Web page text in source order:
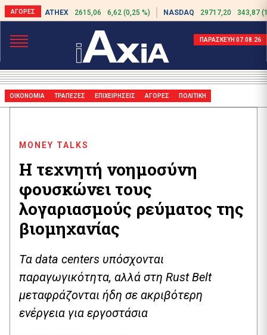
ATHEX 2615,06 6,62 (0,25 %) NASDAQ 29717,20 343,87
ΠΑΡΑΣΚΕΥΗ 07.08.26
ΟΙΚΟΝΟΜΙΑ ΤΡΑΠΕΖΕΣ ΕΠΙΧΕΙΡΗΣΕΙΣ ΑΓΟΡΕΣ ΠΟΛΙΤΙΚΗ
MONEY TALKS
Η τεχνητή νοημοσύνη
φουσκώνει τους
λογαριασμούς ρεύματος της
βιομηχανίας
Τα data centers υπόσχονται
παραγωγικότητα, αλλά στη Rust Belt
μεταφράζονται ήδη σε ακριβότερη
ενέργεια για εργοστάσια